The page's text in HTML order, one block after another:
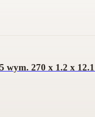
wym. 270 x 1.2 x